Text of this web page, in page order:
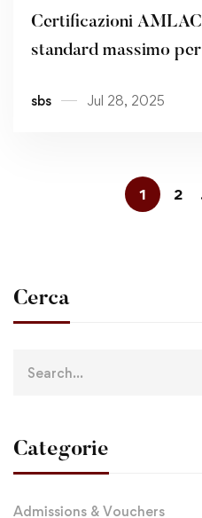
Certificazioni
standard massimo
sbs Jul 28, 2025
1 2
Cerca
Categorie
Admissions & Vouchers